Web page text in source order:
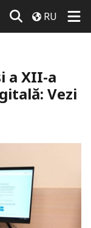
RU
a XII-a
Vezi